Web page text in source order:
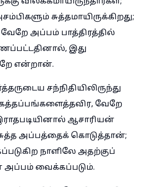
சுத்தமாயிருக்கிறது;
அப்பம் பாத்திரத்தில்
இது
என்றான்.
சந்நிதியிலிருந்து
வேறே
ஆசாரியன்
அப்பத்தைக் கொடுத்தான்;
நாளிலே அதற்குப்
அப்பம் வைக்கப்படும்.